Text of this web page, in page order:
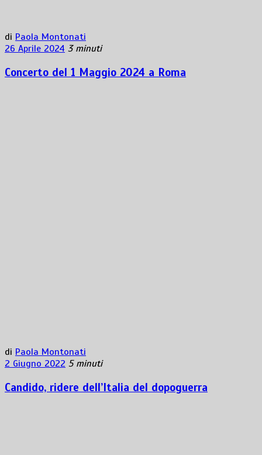
di Paola Montonati
26 Aprile 2024 3 minuti
Concerto del 1 Maggio 2024 a Roma
di Paola Montonati
2 Giugno 2022 5 minuti
Candido, ridere dell’Italia del dopoguerra